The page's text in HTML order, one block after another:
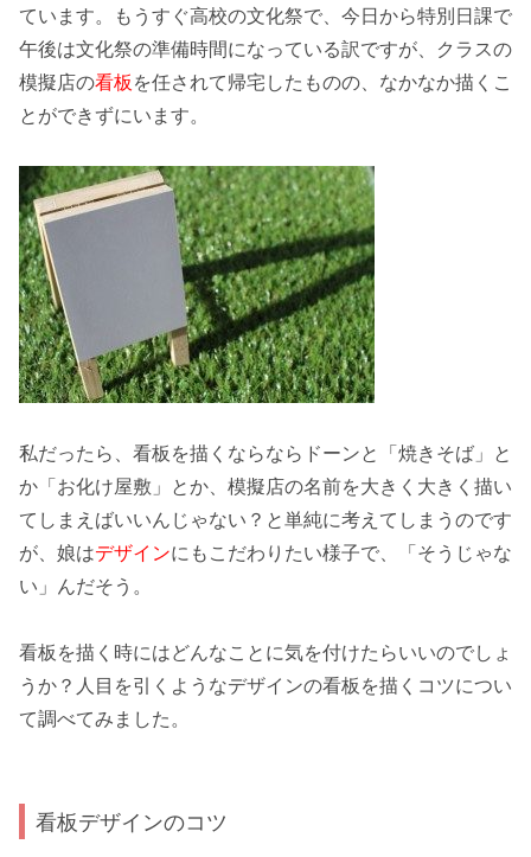
ています。もうすぐ高校の文化祭で、今日から特別日課で
午後は文化祭の準備時間になっている訳ですが、クラスの
模擬店の看板 を任されて帰宅したものの、なかなか描くこ
とができずにいます。
私だったら、看板を描くならならドーンと「焼きそば」と
か「お化け屋敷」とか、模擬店の名前を大きく 大きく描い
て しまえばいいんじゃない？と単純に考えてしまうのです
が、娘はデザインにもこだわりたい様子で、「そうじゃな
い」んだそう。
看板を描く時にはどんなことに気を付けたらいいのでしょ
うか？ 人目を引くようなデザインの看板を描くコツについ
て調べてみました。
看板デザインのコツ